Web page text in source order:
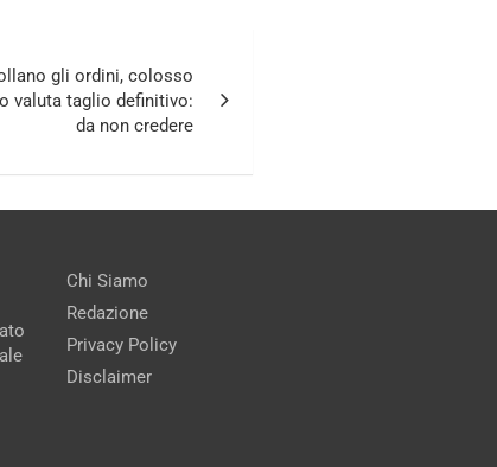
gli ordini, colosso
valuta taglio definitivo:
da non credere
Chi Siamo
Redazione
Privacy Policy
Disclaimer